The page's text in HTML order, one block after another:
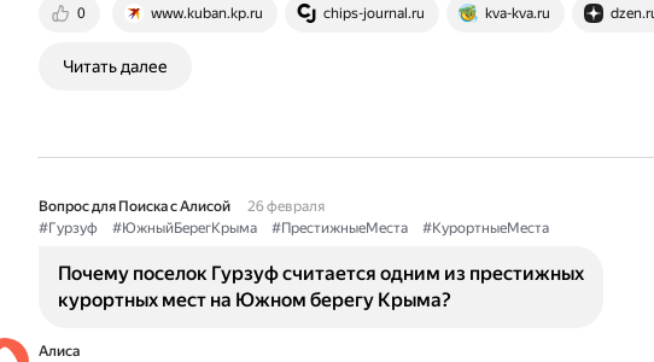
0 www.kuban.kp.ru chips-journal.ru kva-kva.ru
Читать далее
Вопрос для Поиска с Алисой
26 февраля
#Гурзуф
#ЮжныйБерегКрыма #ПрестижныеМеста #КурортныеМеста
Почему поселок Гурзуф считается одним из престижных
курортных мест на Южном берегу Крыма?
Алиса